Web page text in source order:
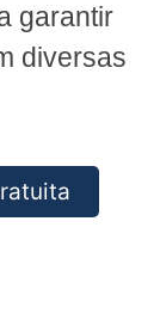
garantir
diversas